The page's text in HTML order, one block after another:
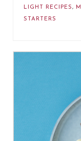
LIGHT RECIPES,
STARTERS